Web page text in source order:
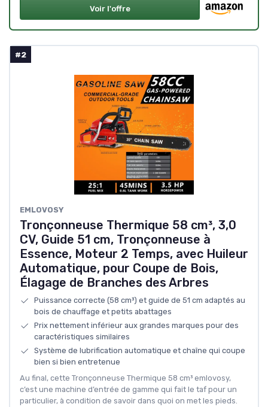
Voir l'offre
#2
EMLOVOSY
Tronçonneuse Thermique 58 cm³, 3,0
CV, Guide 51 cm, Tronçonneuse à
Essence, Moteur 2 Temps, avec Huileur
Automatique, pour Coupe de Bois,
Élagage de Branches des Arbres
Puissance correcte (58 cm³) et guide de 51 cm adaptés au
bois de chauffage et petits abattages
Prix nettement inférieur aux grandes marques pour des
caractéristiques similaires
Système de lubrification automatique et chaîne qui coupe
bien si bien entretenue
Au final, cette Tronçonneuse Thermique 58 cm³ emlovosy,
c’est une machine d’entrée de gamme qui fait le taf pour un
particulier, à condition de savoir dans quoi on met les pieds.